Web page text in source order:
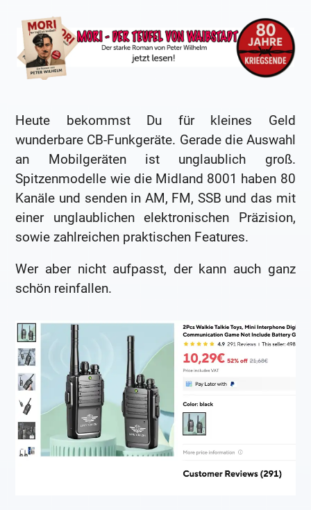
Heute bekommst Du für kleines Geld
wunderbare CB-Funkgeräte. Gerade die Auswahl
an Mobilgeräten ist unglaublich groß.
Spitzenmodelle wie die Midland 8001 haben 80
Kanäle und senden in AM, FM, SSB und das mit
einer unglaublichen elektronischen Präzision,
sowie zahlreichen praktischen Features.
Wer aber nicht aufpasst, der kann auch ganz
schön reinfallen.